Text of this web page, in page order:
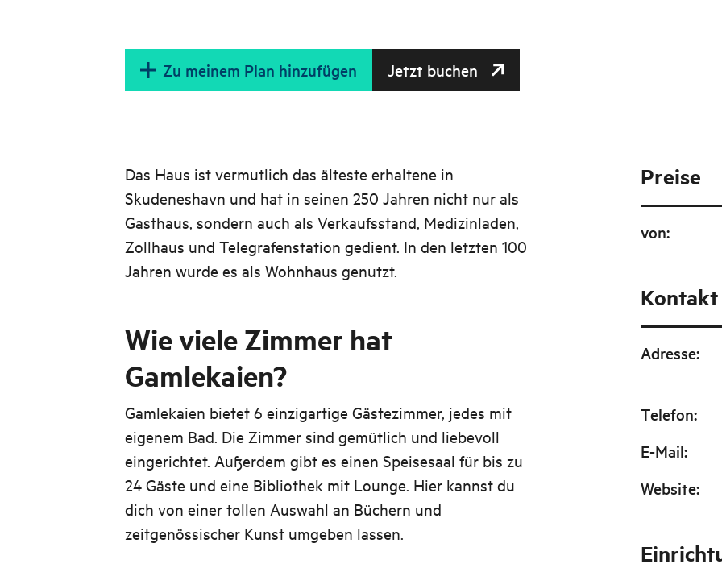
Zu meinem Plan hinzufügen Jetzt buchen
Das Haus ist vermutlich das älteste erhaltene in
Skudeneshavn und hat in seinen 250 Jahren nicht nur als
Gasthaus, sondern auch als Verkaufsstand, Medizinladen,
Zollhaus und Telegrafenstation gedient. In den letzten 100
Jahren wurde es als Wohnhaus genutzt.
Wie viele Zimmer hat
Gamlekaien?
Gamlekaien bietet 6 einzigartige Gästezimmer, jedes mit
eigenem Bad. Die Zimmer sind gemütlich und liebevoll
eingerichtet. Außerdem gibt es einen Speisesaal für bis zu
24 Gäste und eine Bibliothek mit Lounge. Hier kannst du
dich von einer tollen Auswahl an Büchern und
zeitgenössischer Kunst umgeben lassen.
Preise
von:
Kontakt
Adresse:
Telefon:
E-Mail:
Website: